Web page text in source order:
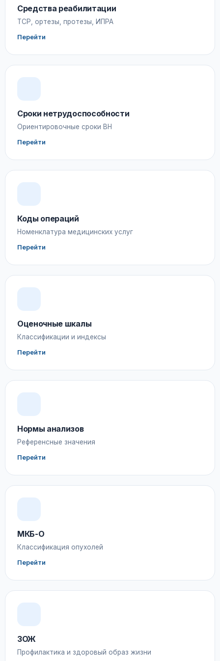
Средства реабилитации
ТСР, ортезы, протезы, ИПРА
Перейти
Сроки нетрудоспособности
Ориентировочные сроки ВН
Перейти
Коды операций
Номенклатура медицинских услуг
Перейти
Оценочные шкалы
Классификации и индексы
Перейти
Нормы анализов
Референсные значения
Перейти
МКБ-О
Классификация опухолей
Перейти
ЗОЖ
Профилактика и здоровый образ жизни